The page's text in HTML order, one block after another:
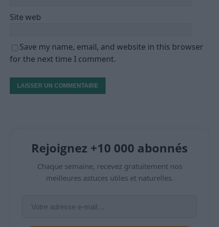
Site web
Save my name, email, and website in this browser
for the next time I comment.
Rejoignez +10 000 abonnés
Chaque semaine, recevez gratuitement nos
meilleures astuces utiles et naturelles.